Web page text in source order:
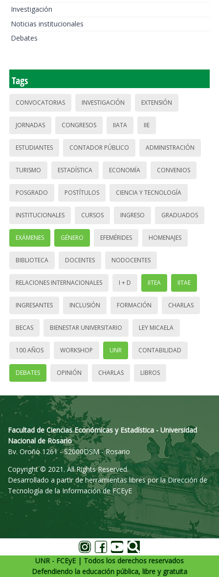
Investigación
Noticias institucionales
Debates
Tags
CONVOCATORIAS INVESTIGACIÓN EXTENSIÓN
JORNADAS CONGRESOS IIATA IIE
ESTUDIANTES CONTADOR PÚBLICO ADMINISTRACIÓN
TURISMO ESTADÍSTICA ECONOMÍA CONVENIOS
POSGRADO POSTÍTULOS CIENCIA Y TECNOLOGÍA
INSTITUCIONALES CURSOS INGRESO GRADUADOS
EXÁMENES GÉNERO EFEMÉRIDES HOMENAJES
BIBLIOTECA DOCENTES NODOCENTES
RELACIONES INTERNACIONALES I + D IITEA IITAE
INGRESANTES INCLUSIÓN FORMACIÓN CHARLAS
BECAS BIENESTAR UNIVERSITARIO LEY MICAELA
100 AÑOS WORKSHOP UNR CONTABILIDAD
DEBATES OPINIÓN CHARLAS LIBROS
Facultad de Ciencias Económicas y Estadística - Universidad
Nacional de Rosario
Bv. Oroño 1261 - S2000DSM - Rosario
Copyright © 2021. All Rights Reserved.
Desarrollado a partir de herramientas libres por la Dirección de
Tecnología de la Información de FCEyE
UNR - FCEyE | Todos los derechos reservados
Defendiendo la educación pública, libre y gratuita